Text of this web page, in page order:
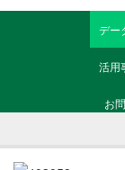
デー
活用
お